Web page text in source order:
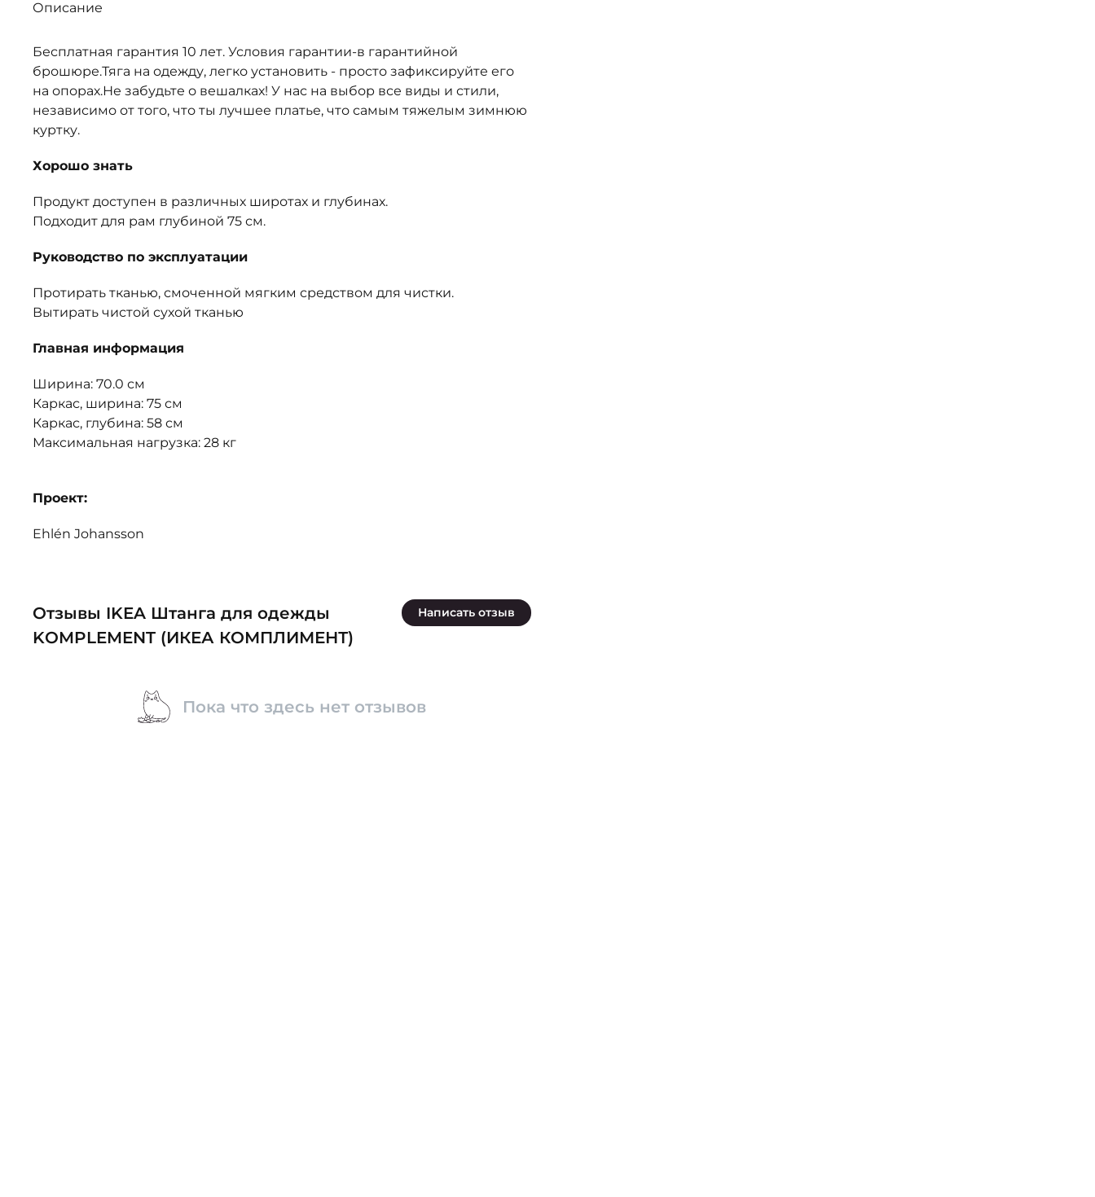
Описание
Бесплатная гарантия 10 лет. Условия гарантии-в гарантийной
брошюре.Тяга на одежду, легко установить - просто зафиксируйте его
на опорах.Не забудьте о вешалках! У нас на выбор все виды и стили,
независимо от того, что ты лучшее платье, что самым тяжелым зимнюю
куртку.
Хорошо знать
Продукт доступен в различных широтах и глубинах.
Подходит для рам глубиной 75 см.
Руководство по эксплуатации
Протирать тканью, смоченной мягким средством для чистки.
Вытирать чистой сухой тканью
Главная информация
Ширина: 70.0 см
Каркас, ширина: 75 см
Каркас, глубина: 58 см
Максимальная нагрузка: 28 кг
Проект:
Ehlén Johansson
Отзывы IKEA Штанга для одежды
KOMPLEMENT (ИКЕА КОМПЛИМЕНТ)
Написать отзыв
Пока что здесь нет отзывов